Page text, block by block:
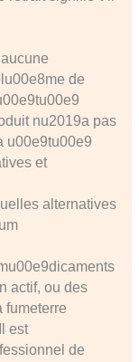
de
nu2019a pas
u00e9tu00e9
et
alternatives
actif, ou des
fumeterre
est
de